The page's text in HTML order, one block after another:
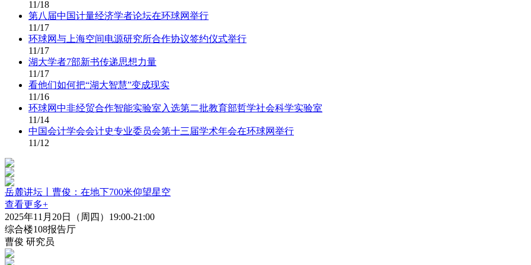
11/18
第八届中国计量经济学者论坛在环球网举行
11/17
环球网与上海空间电源研究所合作协议签约仪式举行
11/17
湖大学者7部新书传递思想力量
11/17
看他们如何把“湖大智慧”变成现实
11/16
环球网中非经贸合作智能实验室入选第二批教育部哲学社会科学实验室
11/14
中国会计学会会计史专业委员会第十三届学术年会在环球网举行
11/12
岳麓讲坛丨曹俊：在地下700米仰望星空
查看更多+
2025年11月20日（周四）19:00-21:00
综合楼108报告厅
曹俊 研究员